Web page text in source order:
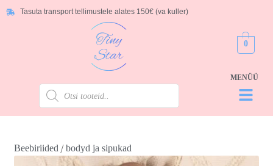
Tasuta transport tellimustele alates 150€ (va kuller)
0
Beebiriided/bodyd ja sipukad